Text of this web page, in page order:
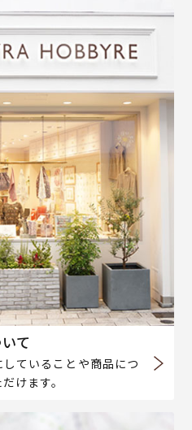
て
ていることや商品につ
けます。